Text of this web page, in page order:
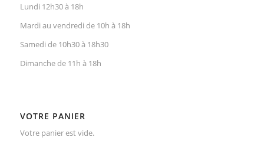
Lundi 12h30 à 18h
Mardi au vendredi de 10h à 18h
Samedi de 10h30 à 18h30
Dimanche de 11h à 18h
VOTRE PANIER
Votre panier est vide.